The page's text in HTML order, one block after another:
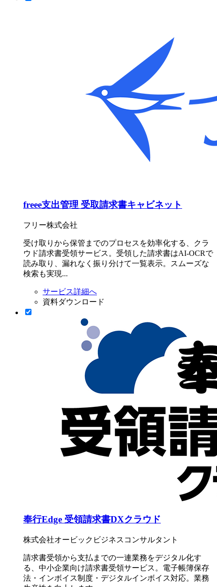
freee支出管理 受取請求書キャビネット
フリー株式会社
受け取りから保管までのプロセスを効率化する、クラ
ウド請求書受領サービス。受領した請求書はAI-OCRで
読み取り、漏れなく振り分けて一覧表示。スムーズな
検索も実現...
サービス詳細へ
資料ダウンロード
奉行Edge 受領請求書DXクラウド
株式会社オービックビジネスコンサルタント
請求書受領から支払までの一連業務をデジタル化す
る、中小企業向け請求書受領サービス。電子帳簿保存
法・インボイス制度・デジタルインボイス対応。業務